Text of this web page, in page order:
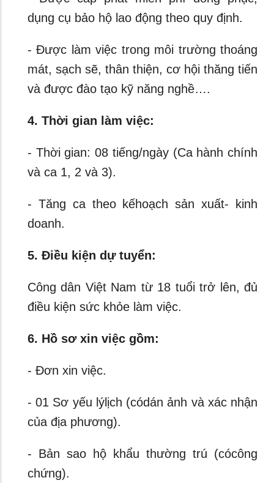
dụng cụ bảo hộ lao động theo quy định.
- Được làm việc trong môi trường thoáng
mát, sạch sẽ, thân thiện, cơ hội thăng tiến
và được đào tạo kỹ năng nghề….
4. Thời gian làm việc:
- Thời gian: 08 tiếng/ngày (Ca hành chính
và ca 1, 2 và 3).
- Tăng ca theo kếhoạch sản xuất- kinh
doanh.
5. Điều kiện dự tuyển:
Công dân Việt Nam từ 18 tuổi trở lên, đủ
điều kiện sức khỏe làm việc.
6. Hồ sơ xin việc gồm:
- Đơn xin việc.
- 01 Sơ yếu lýlịch (códán ảnh và xác nhận
của địa phương).
- Bản sao hộ khẩu thường trú (cócông
chứng).